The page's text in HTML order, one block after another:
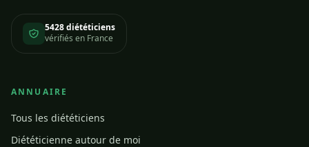
5428 diététiciens
vérifiés en France
ANNUAIRE
Tous les diététiciens
Diététicienne autour de moi